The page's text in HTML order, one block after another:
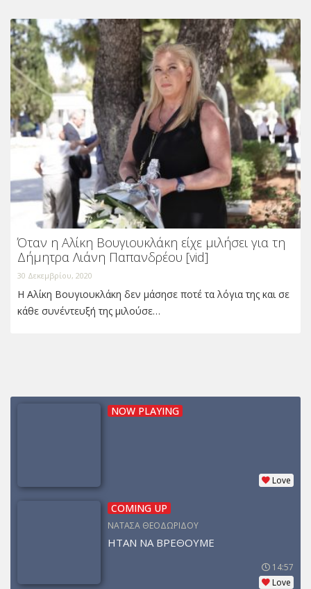
Όταν η Αλίκη Βουγιουκλάκη είχε μιλήσει για τη
Δήμητρα Λιάνη Παπανδρέου [vid]
30 Δεκεμβρίου, 2020
Η Αλίκη Βουγιουκλάκη δεν μάσησε ποτέ τα λόγια της και σε
κάθε συνέντευξή της μιλούσε…
NOW PLAYING
Love
COMING UP
ΝΑΤΑΣΑ ΘΕΟΔΩΡΙΔΟΥ
ΗΤΑΝ ΝΑ ΒΡΕΘΟΥΜΕ
14:57
Love